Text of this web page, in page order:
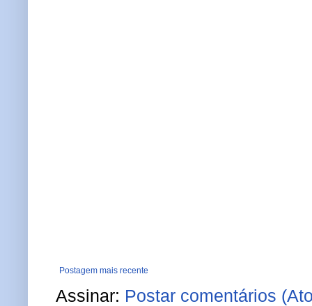
Postagem mais recente
Assinar: Postar comentários